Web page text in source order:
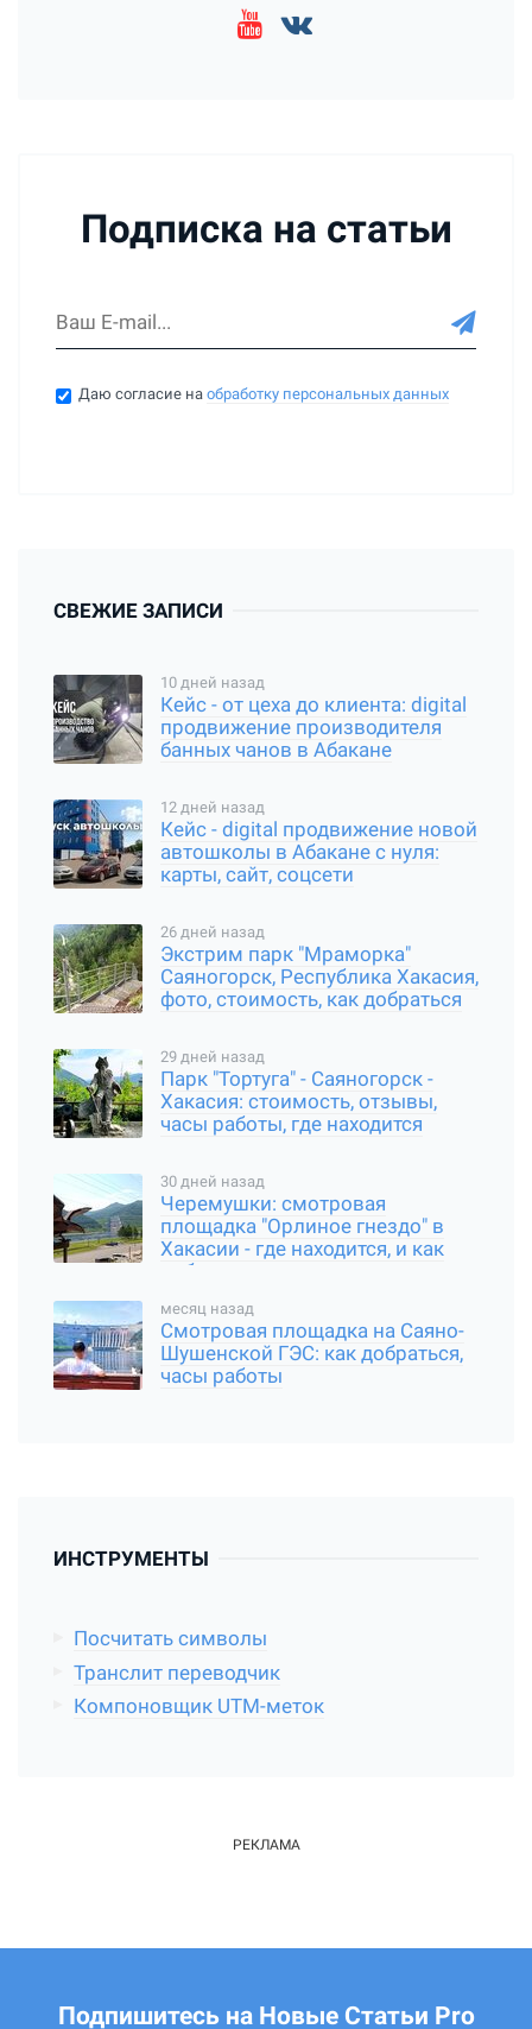
Подписка на статьи
Даю согласие наобработку персональных данных
СВЕЖИЕ ЗАПИСИ
10 дней назад
Кейс - от цеха до клиента: digital
продвижение производителя
банных чанов в Абакане
12 дней назад
Кейс - digital продвижение новой
автошколы в Абакане с нуля:
карты, сайт, соцсети
26 дней назад
Экстрим парк "Мраморка"
Саяногорск, Республика Хакасия,
фото, стоимость, как добраться
29 дней назад
Парк "Тортуга" - Саяногорск -
Хакасия: стоимость, отзывы,
часы работы, где находится
30 дней назад
Черемушки: смотровая
площадка "Орлиное гнездо" в
Хакасии - где находится, и как
добраться
месяц назад
Смотровая площадка на Саяно-
Шушенской ГЭС: как добраться,
часы работы
ИНСТРУМЕНТЫ
Посчитать символы
Транслит переводчик
Компоновщик UTM-меток
Подпишитесь на Новые Статьи Pro